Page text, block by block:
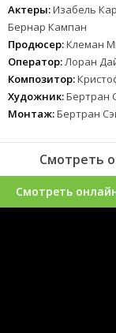
Актеры:Изабель
Бернар Кампан
Продюсер:Клеман
Оператор:Лоран
Композитор:
Художник:Бертран
Монтаж:Бертран
Смотреть
Смотреть